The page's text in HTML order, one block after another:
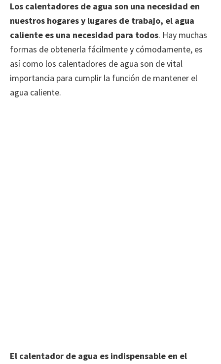
Los calentadores de agua son una necesidad en
nuestros hogares y lugares de trabajo, el agua
caliente es una necesidad para todos. Hay muchas
formas de obtenerla fácilmente y cómodamente, es
así como los calentadores de agua son de vital
importancia para cumplir la función de mantener el
agua caliente.
El calentador de agua es indispensable en el